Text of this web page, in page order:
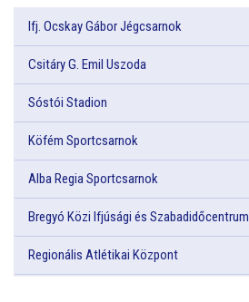
Ifj. Ocskay Gábor Jégcsarnok
Csitáry G. Emil Uszoda
Sóstói Stadion
Köfém Sportcsarnok
Alba Regia Sportcsarnok
Bregyó Közi Ifjúsági és Szabadidőcentrum
Regionális Atlétikai Központ